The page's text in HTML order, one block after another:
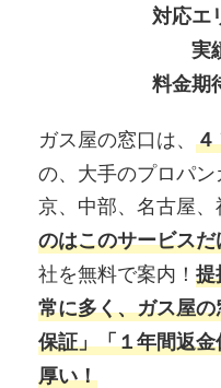
対応エ
実
料金期
ガス屋の窓口は、 ４
の、大手のプロパ
京、中部、名古屋、
のはこのサービス
社を無料で案内！ 提
常に多く、ガス屋
保証」「１年間返
厚い！